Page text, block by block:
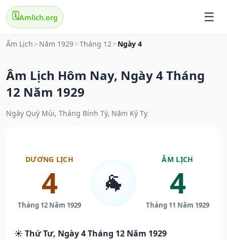
🗓️Amlich.org
Âm Lịch > Năm 1929>Tháng 12> Ngày 4
Âm Lịch Hôm Nay, Ngày 4 Tháng
12 Năm 1929
Ngày Quý Mùi, Tháng Bính Tý, Năm Kỷ Tỵ
DƯƠNG LỊCH
4
Tháng 12 Năm 1929
🐐
ÂM LỊCH
4
Tháng 11 Năm 1929
☀️ Thứ Tư, Ngày 4 Tháng 12 Năm 1929